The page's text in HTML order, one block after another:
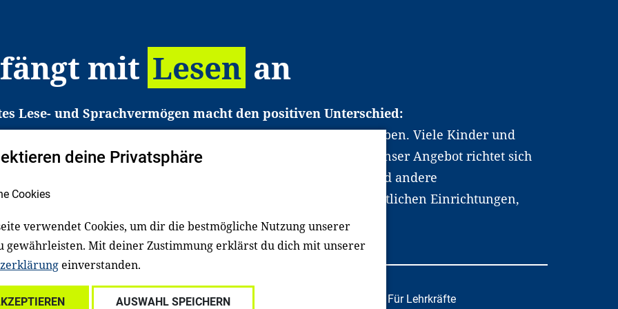
mit Lesen an
Lese- und Sprachvermögen macht den positiven Unterschied:
den Zugang zu Bildung und einem erfolgreichen Berufsleben. Viele Kinder und
in Deutschland haben aber große Schwierigkeiten dabei. Unser Angebot richtet sich
gezielt an Familien sowie an Erzieher*innen, Lehrer*innen und andere
Dafür arbeiten wir eng mit Ministerien, wissenschaftlichen Einrichtungen,
Unternehmen und anderen Stiftungen zusammen.
Über uns Spenden Für Familien Für Lehrkräfte
deine Privatsphäre
Cookies
verwendet Cookies, um dir die bestmögliche Nutzung unserer
gewährleisten. Mit deiner Zustimmung erklärst du dich mit unserer
einverstanden.
AUSWAHL SPEICHERN